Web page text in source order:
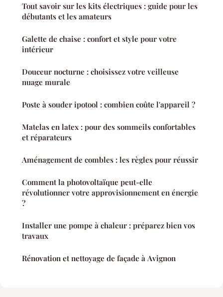
Tout savoir sur les kits électriques : guide pour les
débutants et les amateurs
Galette de chaise : confort et style pour votre
intérieur
Douceur nocturne : choisissez votre veilleuse
nuage murale
Poste à souder ipotool : combien coûte l'appareil ?
Matelas en latex : pour des sommeils confortables
et réparateurs
Aménagement de combles : les règles pour réussir
Comment la photovoltaïque peut-elle
révolutionner votre approvisionnement en énergie
?
Installer une pompe à chaleur : préparez bien vos
travaux
Rénovation et nettoyage de façade à Avignon